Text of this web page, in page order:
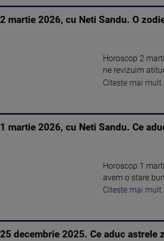
martie 2026, cu Neti Sandu. O
Horoscop 2
ne revizuim
Citeste mai mult
martie 2026, cu Neti Sandu. Ce
Horoscop 1
avem o stare
Citeste mai mult
decembrie 2025. Ce aduc